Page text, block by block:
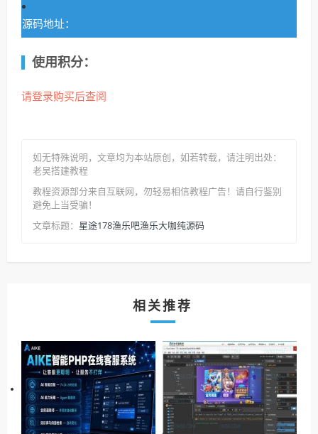
源码地址：
使用积分：
请登录购买后查阅
如无特殊说明，文章均为本站原创 ，如若转载，请注明出处：
老吴搭建教程
教程资源部分来自互联网，勿轻易相信教程广告！请自行鉴别
避免上当受骗！
文章标题： 星途178渔乐吧渔乐大咖纯源码
相关推荐